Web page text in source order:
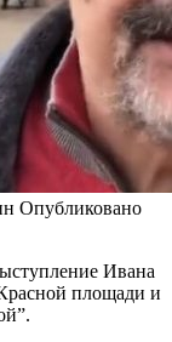
Опубликовано
Ивана
площади и